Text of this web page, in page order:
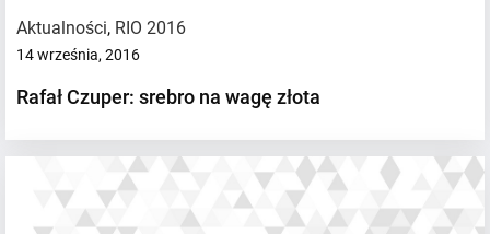
Aktualności, RIO 2016
14 września, 2016
Rafał Czuper: srebro na wagę złota